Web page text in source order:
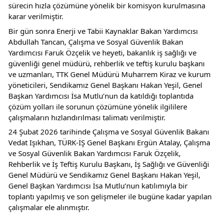
sürecin hızla çözümüne yönelik bir komisyon kurulmasına
karar verilmiştir.
Bir gün sonra Enerji ve Tabii Kaynaklar Bakan Yardımcısı
Abdullah Tancan, Çalışma ve Sosyal Güvenlik Bakan
Yardımcısı Faruk Özçelik ve heyeti, bakanlık iş sağlığı ve
güvenliği genel müdürü, rehberlik ve teftiş kurulu başkanı
ve uzmanları, TTK Genel Müdürü Muharrem Kiraz ve kurum
yöneticileri, Sendikamız Genel Başkanı Hakan Yeşil, Genel
Başkan Yardımcısı İsa Mutlu’nun da katıldığı toplantıda
çözüm yolları ile sorunun çözümüne yönelik ilgililere
çalışmaların hızlandırılması talimatı verilmiştir.
24 Şubat 2026 tarihinde Çalışma ve Sosyal Güvenlik Bakanı
Vedat Işıkhan, TÜRK-İŞ Genel Başkanı Ergün Atalay, Çalışma
ve Sosyal Güvenlik Bakan Yardımcısı Faruk Özçelik,
Rehberlik ve İş Teftiş Kurulu Başkanı, İş Sağlığı ve Güvenliği
Genel Müdürü ve Sendikamız Genel Başkanı Hakan Yeşil,
Genel Başkan Yardımcısı İsa Mutlu’nun katılımıyla bir
toplantı yapılmış ve son gelişmeler ile bugüne kadar yapılan
çalışmalar ele alınmıştır.